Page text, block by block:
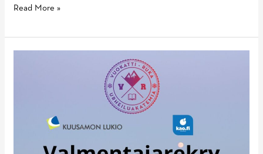
Liity
Ruka
Read More »